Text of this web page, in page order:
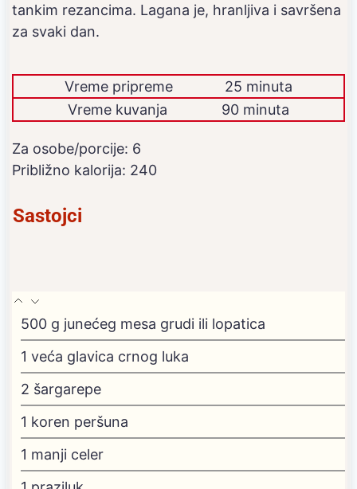
tankim rezancima. Lagana je, hranljiva i savršena
za svaki dan.
Vreme pripreme
25 minuta
Vreme kuvanja
90 minuta
Za osobe/porcije: 6
Približno kalorija: 240
Sastojci
500 g junećeg mesa grudi ili lopatica
1 veća glavica crnog luka
2 šargarepe
1 koren peršuna
1 manji celer